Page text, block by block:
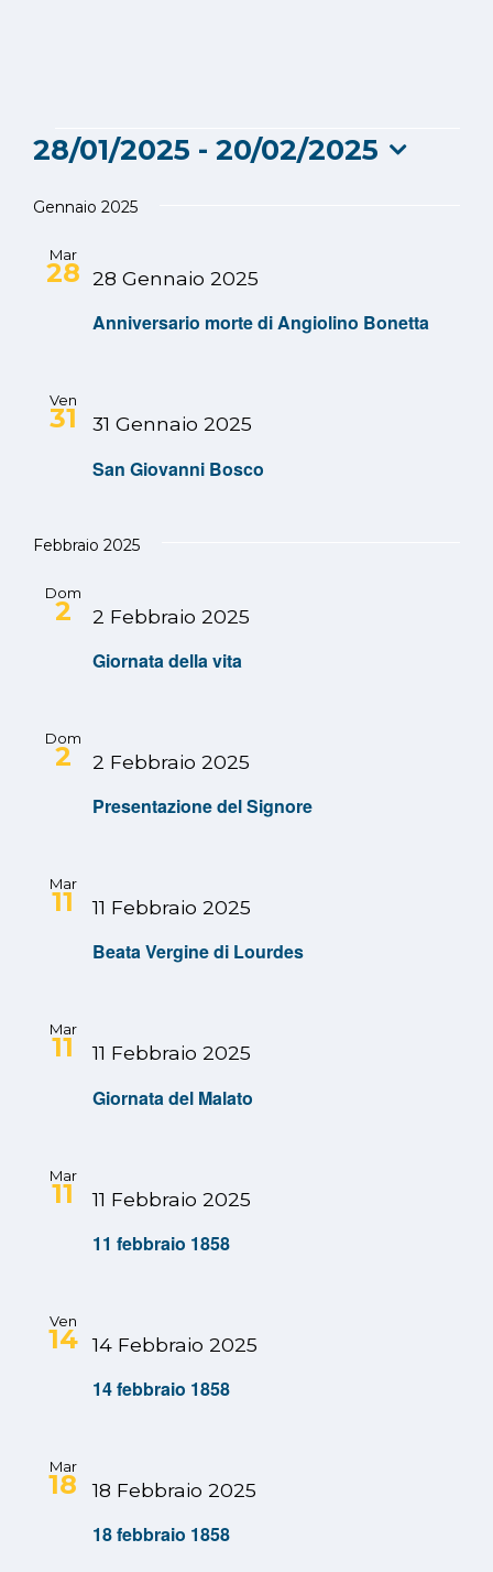
Eventi
28/01/2025 - 20/02/2025
la
Gennaio 2025
Mar
28
Anniversario morte di Angiolino Bonetta
28 Gennaio 2025
Ven
31
San Giovanni Bosco
31 Gennaio 2025
Febbraio 2025
Dom
2
Giornata della vita
2 Febbraio 2025
Dom
2
Presentazione del Signore
2 Febbraio 2025
Mar
11
Beata Vergine di Lourdes
11 Febbraio 2025
Mar
11
Giornata del Malato
11 Febbraio 2025
Mar
11
11 febbraio 1858
11 Febbraio 2025
Ven
14
14 febbraio 1858
14 Febbraio 2025
Mar
18
18 febbraio 1858
18 Febbraio 2025